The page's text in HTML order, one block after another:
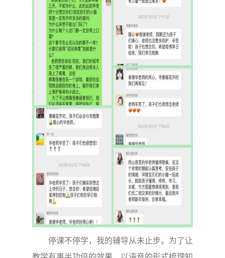
停课不停学，我的辅导从未止步。为了让